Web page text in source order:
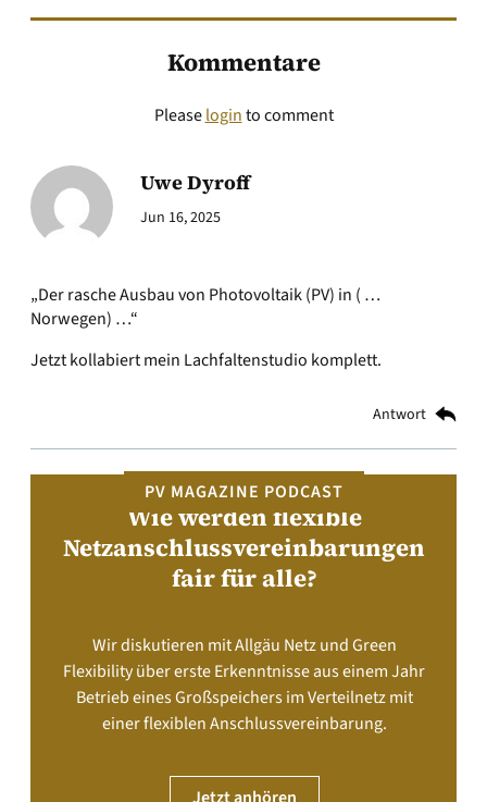
Kommentare
Pleaseloginto comment
Uwe Dyroff
Jun 16, 2025
„Der rasche Ausbau von Photovoltaik (PV) in ( …
Norwegen) …“
Jetzt kollabiert mein Lachfaltenstudio komplett.
Antwort
PV MAGAZINE PODCAST
Wie werden flexible
Netzanschlussvereinbarungen
fair für alle?
Wir diskutieren mit Allgäu Netz und Green
Flexibility über erste Erkenntnisse aus einem Jahr
Betrieb eines Großspeichers im Verteilnetz mit
einer flexiblen Anschlussvereinbarung.